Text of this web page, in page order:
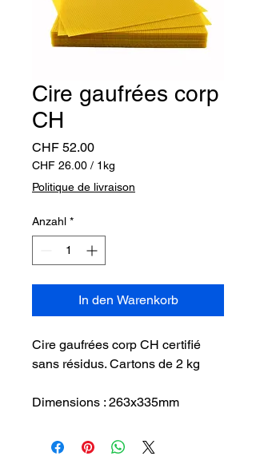
Cire gaufrées corp
CH
CHF 52.00Preis
CHF 26.00 / 1kg
CHF 26.00
pro
Kilogramm
Politique de livraison
Anzahl *
In den Warenkorb
Cire gaufrées corp CH certifié
sans résidus. Cartons de 2 kg
Dimensions : 263x335mm